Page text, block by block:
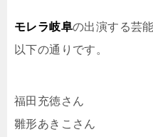
モレラ岐阜の出演する芸
以下の通りです。
福田充徳さん
雛形あきこさん